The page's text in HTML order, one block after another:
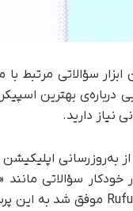
ابزار سؤالاتی مرتبط
درباره‌ی بهترین
نیاز دارید.